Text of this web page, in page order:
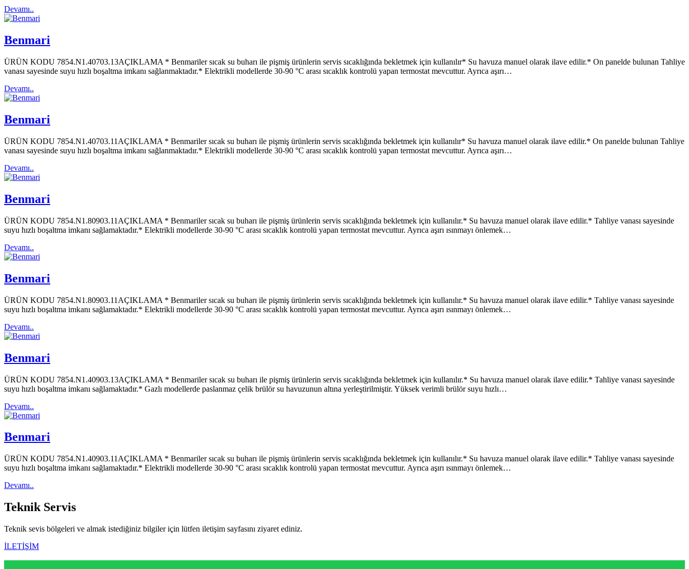
Devamı..
Benmari
ÜRÜN KODU 7854.N1.40703.13AÇIKLAMA * Benmariler sıcak su buharı ile pişmiş ürünlerin servis sıcaklığında bekletmek için kullanılır* Su havuza manuel olarak ilave edilir.* On panelde bulunan Tahliye
vanası sayesinde suyu hızlı boşaltma imkanı sağlanmaktadır.* Elektrikli modellerde 30-90 °C arası sıcaklık kontrolü yapan termostat mevcuttur. Ayrıca aşırı…
Devamı..
Benmari
ÜRÜN KODU 7854.N1.40703.11AÇIKLAMA * Benmariler sıcak su buharı ile pişmiş ürünlerin servis sıcaklığında bekletmek için kullanılır* Su havuza manuel olarak ilave edilir.* On panelde bulunan Tahliye
vanası sayesinde suyu hızlı boşaltma imkanı sağlanmaktadır.* Elektrikli modellerde 30-90 °C arası sıcaklık kontrolü yapan termostat mevcuttur. Ayrıca aşırı…
Devamı..
Benmari
ÜRÜN KODU 7854.N1.80903.11AÇIKLAMA * Benmariler sıcak su buharı ile pişmiş ürünlerin servis sıcaklığında bekletmek için kullanılır.* Su havuza manuel olarak ilave edilir.* Tahliye vanası sayesinde
suyu hızlı boşaltma imkanı sağlamaktadır.* Elektrikli modellerde 30-90 °C arası sıcaklık kontrolü yapan termostat mevcuttur. Ayrıca aşırı ısınmayı önlemek…
Devamı..
Benmari
ÜRÜN KODU 7854.N1.80903.11AÇIKLAMA * Benmariler sıcak su buharı ile pişmiş ürünlerin servis sıcaklığında bekletmek için kullanılır.* Su havuza manuel olarak ilave edilir.* Tahliye vanası sayesinde
suyu hızlı boşaltma imkanı sağlamaktadır.* Elektrikli modellerde 30-90 °C arası sıcaklık kontrolü yapan termostat mevcuttur. Ayrıca aşırı ısınmayı önlemek…
Devamı..
Benmari
ÜRÜN KODU 7854.N1.40903.13AÇIKLAMA * Benmariler sıcak su buharı ile pişmiş ürünlerin servis sıcaklığında bekletmek için kullanılır.* Su havuza manuel olarak ilave edilir.* Tahliye vanası sayesinde
suyu hızlı boşaltma imkanı sağlamaktadır.* Gazlı modellerde paslanmaz çelik brülör su havuzunun altına yerleştirilmiştir. Yüksek verimli brülör suyu hızlı…
Devamı..
Benmari
ÜRÜN KODU 7854.N1.40903.11AÇIKLAMA * Benmariler sıcak su buharı ile pişmiş ürünlerin servis sıcaklığında bekletmek için kullanılır.* Su havuza manuel olarak ilave edilir.* Tahliye vanası sayesinde
suyu hızlı boşaltma imkanı sağlamaktadır.* Elektrikli modellerde 30-90 °C arası sıcaklık kontrolü yapan termostat mevcuttur. Ayrıca aşırı ısınmayı önlemek…
Devamı..
Teknik Servis
Teknik sevis bölgeleri ve almak istediğiniz bilgiler için lütfen iletişim sayfasını ziyaret ediniz.
İLETİŞİM